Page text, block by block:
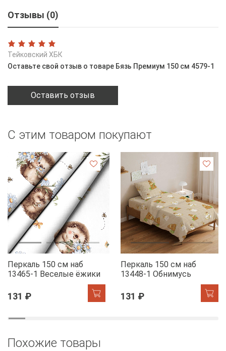
Отзывы (0)
Тейковский ХБК
Оставьте свой отзыв о товаре Бязь Премиум 150 см 4579-1
Оставить отзыв
С этим товаром покупают
Перкаль 150 см наб
13465-1 Веселые ёжики
131 ₽
Перкаль 150 см наб
13448-1 Обнимусь
131 ₽
Похожие товары